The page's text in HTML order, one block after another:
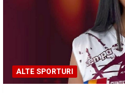
ALTE SPORTURI